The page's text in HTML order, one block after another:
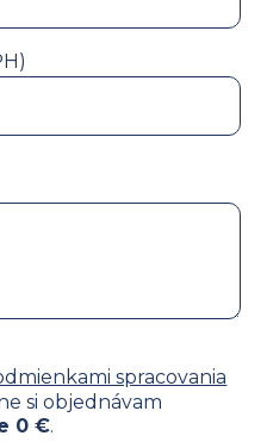
spracovania
si objednávam
0 €.